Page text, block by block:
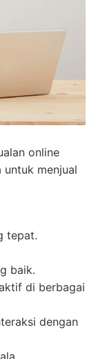
online
untuk menjual
tepat.
baik.
di berbagai
dengan